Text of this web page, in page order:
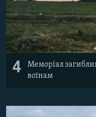
4
Меморіал
воїнам